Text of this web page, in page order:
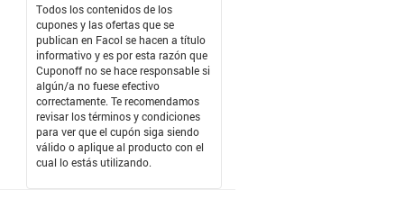
Todos los contenidos de los
cupones y las ofertas que se
publican en Facol se hacen a título
informativo y es por esta razón que
Cuponoff no se hace responsable si
algún/a no fuese efectivo
correctamente. Te recomendamos
revisar los términos y condiciones
para ver que el cupón siga siendo
válido o aplique al producto con el
cual lo estás utilizando.